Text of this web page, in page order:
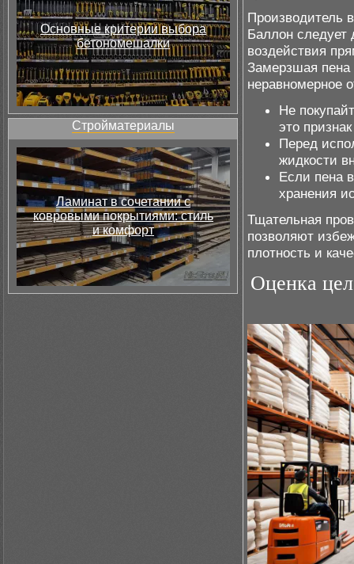
Основные критерии выбора
бетономешалки
Стройматериалы
Ламинат в сочетании с
ковровыми покрытиями: стиль
и комфорт
Производитель
Баллон следует
воздействия
Замерзшая пена
неравномерное
Не
это
Перед
жидкости
Если пена
хранения
Тщательная
позволяют
плотность и
Оценка